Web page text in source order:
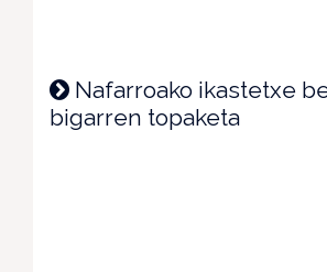
Nafarroako ikastetxe
bigarren topaketa